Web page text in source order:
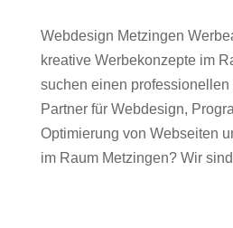
Webdesign Metzingen
kreative Werbekonzepte im
suchen einen professionellen
Partner für Webdesign,
Optimierung von Webseiten
im Raum Metzingen? Wir